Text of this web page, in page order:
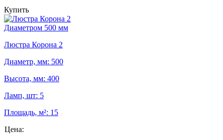
Купить
Диаметром 500 мм
Люстра Корона 2
Диаметр, мм: 500
Высота, мм: 400
Ламп, шт: 5
Площадь, м²: 15
Цена: